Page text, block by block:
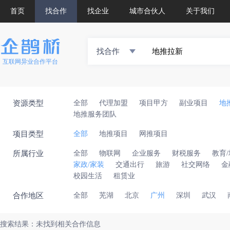
首页 找合作 找企业 城市合伙人 关于我们
互联网异业合作平台
找合作
资源类型 全部 代理加盟 项目甲方 副业项目
地
地推服务团队
项目类型 全部 地推项目 网推项目
所属行业 全部 物联网 企业服务 财税服务
教育/
家政/家装
交通出行 旅游 社交网络
金
校园生活
租赁业
合作地区 全部 芜湖 北京 广州 深圳 武汉
搜索结果：未找到相关合作信息